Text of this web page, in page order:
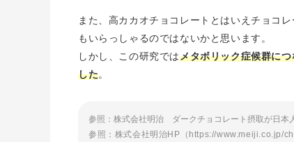
また、高カカオチョコレートとはいえチョコ
もいらっしゃるのではないかと思います。
しかし、この研究ではメタボリック症候群に
した。
参照：株式会社明治 ダークチョコレート摂取が日本
参照：株式会社明治HP（https://www.meiji.co.jp/